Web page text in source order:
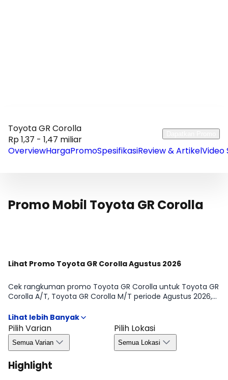
Toyota GR Corolla
Rp 1,37 - 1,47 miliar
OverviewHargaPromoSpesifikasiReview & ArtikelVideo
Promo Mobil Toyota GR Corolla
Lihat Promo Toyota GR Corolla Agustus 2026
Cek rangkuman promo Toyota GR Corolla untuk Toyota GR
Corolla A/T, Toyota GR Corolla M/T periode Agustus 2026,
ambil keputusan. Mulai dari benefit yang biasanya
ditawarkan, syarat umum, hingga hal yang perlu kamu
perhatikan seperti ketersediaan unit dan ketentuan area,
jadi proses memilih varian terasa lebih aman dan efisien.
Pilih Varian
Semua Varian
Pilih Lokasi
Semua Lokasi
Highlight